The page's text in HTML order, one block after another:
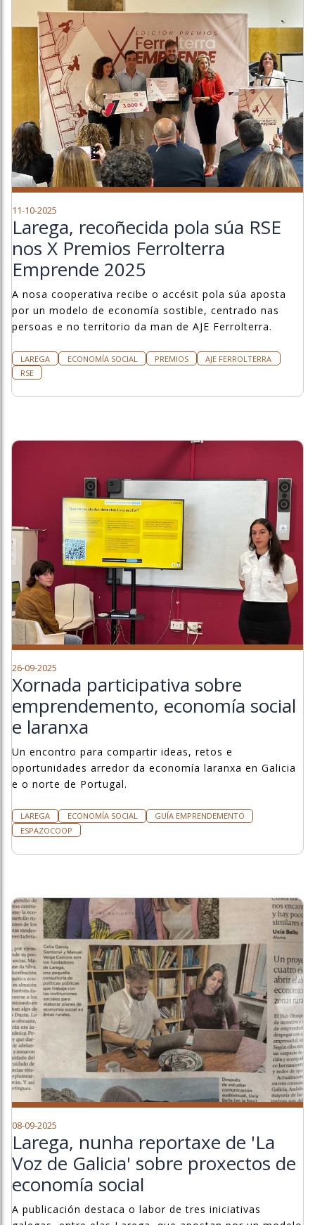
11-10-2025
Larega, recoñecida pola súa RSE
nos X Premios Ferrolterra
Emprende 2025
A nosa cooperativa recibe o accésit pola súa aposta
por un modelo de economía sostible, centrado nas
persoas e no territorio da man de AJE Ferrolterra.
LAREGA ECONOMÍA SOCIAL PREMIOS
AJE FERROLTERRA
RSE
26-09-2025
Xornada participativa sobre
emprendemento, economía social
e laranxa
Un encontro para compartir ideas, retos e
oportunidades arredor da economía laranxa en Galicia
e o norte de Portugal.
LAREGA ECONOMÍA SOCIAL
GUÍA EMPRENDEMENTO
ESPAZOCOOP
08-09-2025
Larega, nunha reportaxe de 'La
Voz de Galicia' sobre proxectos de
economía social
A publicación destaca o labor de tres iniciativas